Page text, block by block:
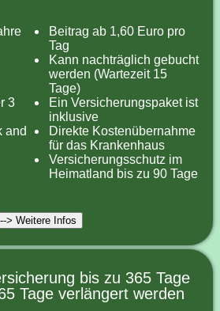
3
and
Beitrag ab 1,60 Euro pro
Tag
Kann nachträglich gebucht
werden (Wartezeit 15
Tage)
Ein Versicherungspaket ist
inklusive
Direkte Kostenübernahme
für das Krankenhaus
Versicherungsschutz im
Heimatland bis zu 90 Tage
--> Weitere Infos
bis zu 365 Tage
Tage verlängert werden